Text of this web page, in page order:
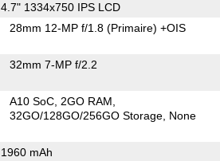
4.7" 1334x750 IPS LCD
28mm 12-MP f/1.8(Primaire) +OIS
32mm 7-MP f/2.2
A10 SoC 2GO RAM
32GO/128GO/256GO Storage None
1960 mAh